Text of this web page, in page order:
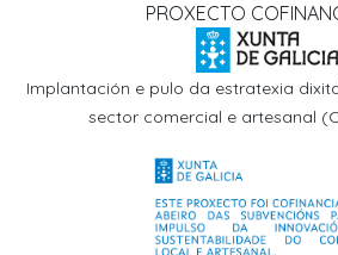
PROXECTO
Implantación e pulo da estratexia
sector comercial e artesanal